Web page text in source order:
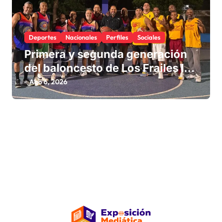
Deportes Nacionales Perfiles Sociales
Primera y segunda generación
del baloncesto de Los Frailes I
fortalecen la hermandad en
histórico reencuentro
Ago 6, 2026